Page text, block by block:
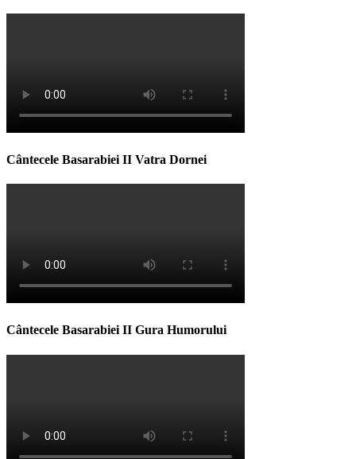
Cântecele Basarabiei II Vatra Dornei
Cântecele Basarabiei II Gura Humorului